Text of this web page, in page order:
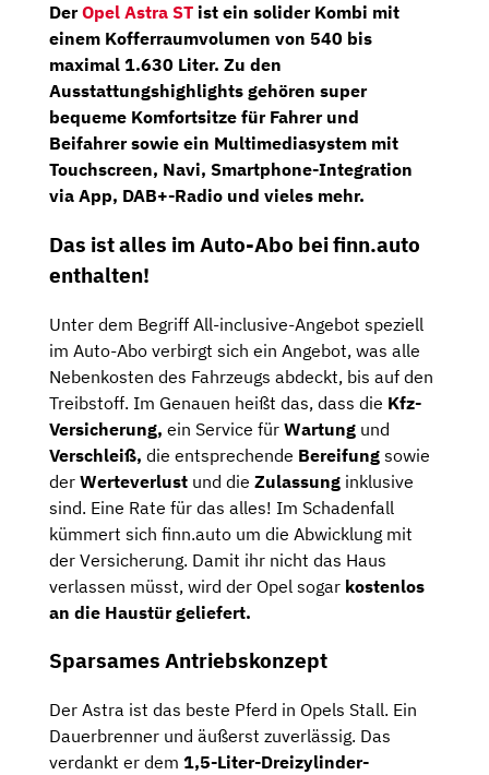
DerOpel Astra ST ist ein solider Kombi mit
einem Kofferraumvolumen von 540 bis
maximal 1.630 Liter. Zu den
Ausstattungshighlights gehören super
bequeme Komfortsitze für Fahrer und
Beifahrer sowie ein Multimediasystem mit
Touchscreen, Navi, Smartphone-Integration
via App, DAB+-Radio und vieles mehr.
Das ist alles im Auto-Abo bei finn.auto
enthalten!
Unter dem Begriff All-inclusive-Angebot speziell
im Auto-Abo verbirgt sich ein Angebot, was alle
Nebenkosten des Fahrzeugs abdeckt, bis auf den
Treibstoff. Im Genauen heißt das, dass die Kfz-
Versicherung, ein Service für Wartung und
Verschleiß, die entsprechende Bereifung sowie
der Werteverlust und die Zulassung inklusive
sind. Eine Rate für das alles! Im Schadenfall
kümmert sich finn.auto um die Abwicklung mit
der Versicherung. Damit ihr nicht das Haus
verlassen müsst, wird der Opel sogar kostenlos
an die Haustür geliefert.
Sparsames Antriebskonzept
Der Astra ist das beste Pferd in Opels Stall. Ein
Dauerbrenner und äußerst zuverlässig. Das
verdankt er dem 1,5-Liter-Dreizylinder-